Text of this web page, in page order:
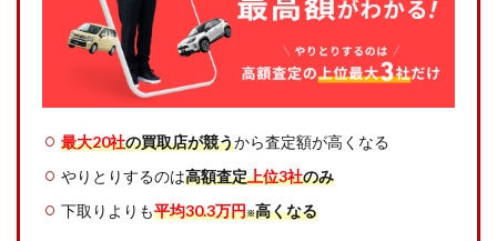
最大20社の買取店が競うから査定額が高くなる
やりとりするのは高額査定上位3社のみ
下取りよりも平均30.3万円※高くなる